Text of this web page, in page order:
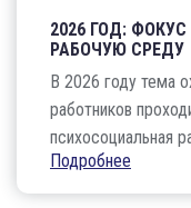
2026 ГОД:
РАБОЧУЮ СРЕДУ
В 2026 году тема
работников
психосоциальная
Подробнее